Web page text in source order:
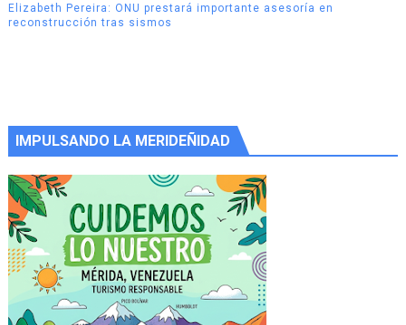
Elizabeth Pereira: ONU prestará importante asesoría en
reconstrucción tras sismos
IMPULSANDO LA MERIDEÑIDAD